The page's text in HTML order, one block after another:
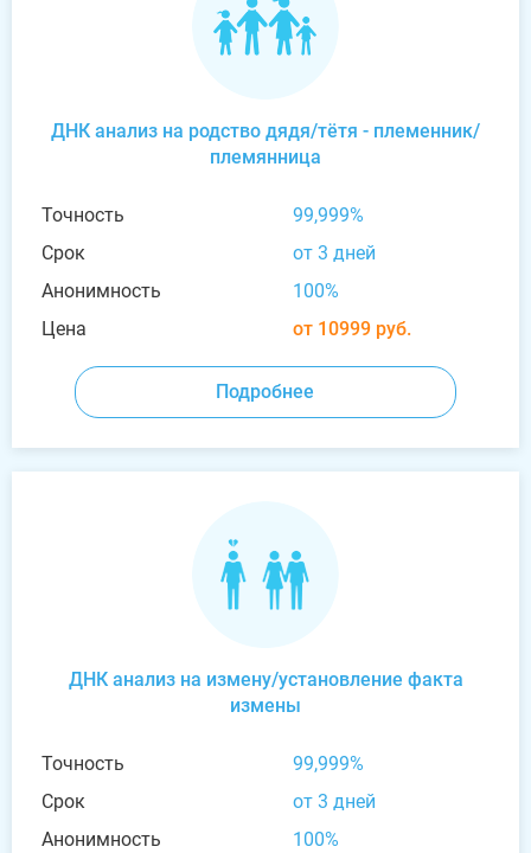
ДНК анализ на родство дядя/тётя - племенник/
племянница
Точность
99,999%
Срок
от 3 дней
Анонимность
100%
Цена
от 10999 руб.
Подробнее
ДНК анализ на измену/установление факта
измены
Точность
99,999%
Срок
от 3 дней
Анонимность
100%